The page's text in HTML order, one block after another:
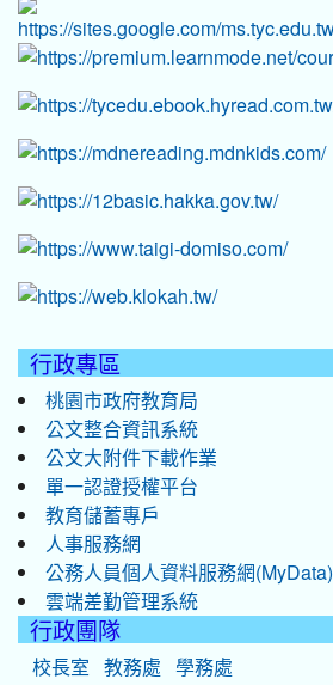
行政專區
桃園市政府教育局
公文整合資訊系統
公文大附件下載作業
單一認證授權平台
教育儲蓄專戶
人事服務網
公務人員個人資料服務網(MyData)
雲端差勤管理系統
行政團隊
校長室 教務處
學務處